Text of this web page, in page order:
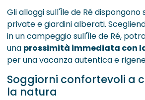
Gli alloggi sull'Île de Ré
private e giardini alberati.
in un campeggio sull'Île de Ré,
una prossimità immediata con
per una vacanza autentica e
Soggiorni confortevoli a
la natura